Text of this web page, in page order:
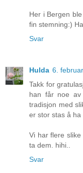
Her i Bergen
fin stemning:)
Svar
Hulda 6.
Takk for
han får noe
tradisjon med
er stor stas å ha
Vi har flere
ta dem. hihi..
Svar